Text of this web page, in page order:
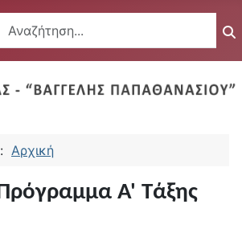
Αναζήτηση...
Αρχική
Α' Τάξης